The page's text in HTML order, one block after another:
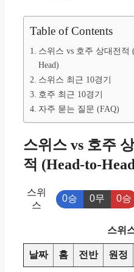
Table of Contents
스위스 vs 호주 상대전적
Head)
스위스 최근 10경기
호주 최근 10경기
자주 묻는 질문 (FAQ)
스위스 vs 호주
적 (Head-to-
스위
스
0승 0무 0승
스위
날짜 홈 전반 원정